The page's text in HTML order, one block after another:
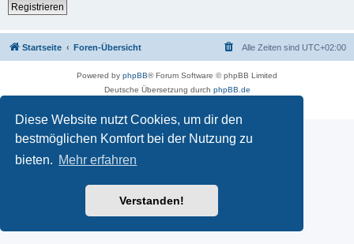
Diese Website nutzt Cookies, um dir den
bestmöglichen Komfort bei der Nutzung zu
bieten. Mehr erfahren
Verstanden!
Registrieren
Startseite Foren-Übersicht Alle Zeiten sind UTC+02:00
Powered by phpBB® Forum Software © phpBB Limited
Deutsche Übersetzung durch phpBB.de